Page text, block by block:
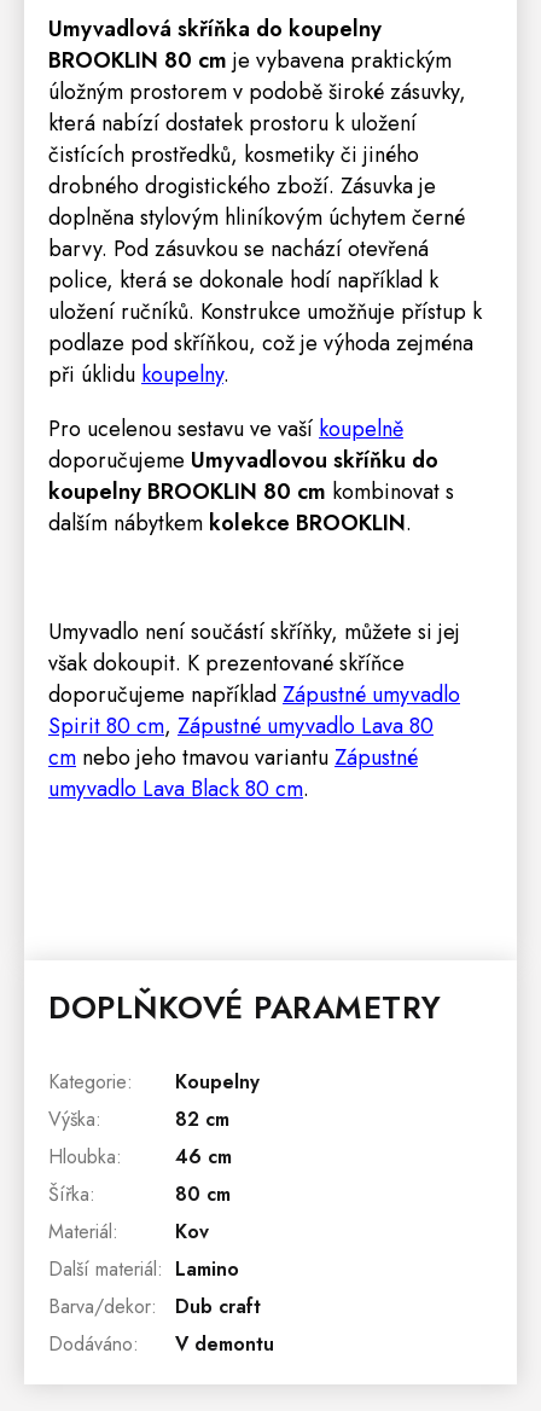
Umyvadlová skříňka do koupelny
BROOKLIN 80 cm je vybavena praktickým
úložným prostorem v podobě široké zásuvky,
která nabízí dostatek prostoru k uložení
čistících prostředků, kosmetiky či jiného
drobného drogistického zboží. Zásuvka je
doplněna stylovým hliníkovým úchytem černé
barvy. Pod zásuvkou se nachází otevřená
police, která se dokonale hodí například k
uložení ručníků. Konstrukce umožňuje přístup k
podlaze pod skříňkou, což je výhoda zejména
při úklidu koupelny.
Pro ucelenou sestavu ve vaší koupelně
doporučujeme Umyvadlovou skříňku do
koupelny BROOKLIN 80 cm kombinovat s
dalším nábytkem kolekce BROOKLIN.
Umyvadlo není součástí skříňky, můžete si jej
však dokoupit. K prezentované skříňce
doporučujeme napříkladZápustné umyvadlo
Spirit 80 cm, Zápustné umyvadlo Lava 80
cm nebo jeho tmavou variantuZápustné
umyvadlo Lava Black 80 cm.
DOPLŇKOVÉ PARAMETRY
Kategorie:
Koupelny
Výška:
82 cm
Hloubka:
46 cm
Šířka:
80 cm
Materiál:
Kov
Další materiál: Lamino
Barva/dekor:
Dub craft
Dodáváno: V demontu